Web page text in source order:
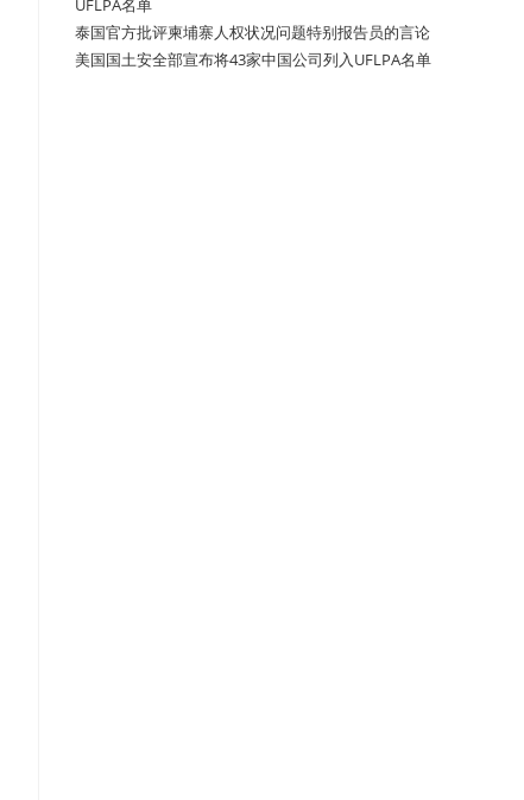
泰国官方批评柬埔寨人权状况问题特别报告员的言论
美国国土安全部宣布将43家中国公司列入UFLPA名单